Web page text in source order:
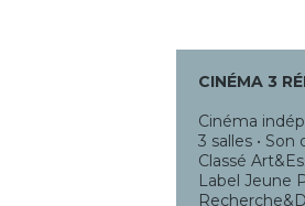
CINÉMA 3
Cinéma
3 salles • Son
Classé
Label Jeune